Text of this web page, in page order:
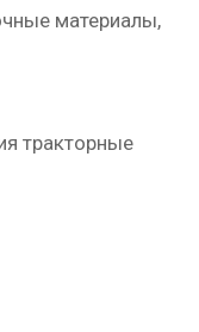
материалы,
тракторные